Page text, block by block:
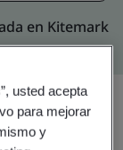
en Kitemark
Descargar
usted acepta
para mejorar
y